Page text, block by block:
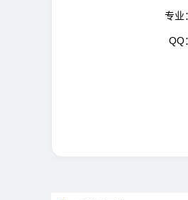
专业：
QQ：